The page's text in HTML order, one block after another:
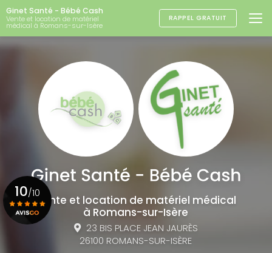
Aller
au
contenu
principal
Ginet Santé - Bébé Cash
Vente et location de matériel
médical à Romans-sur-Isère
RAPPEL GRATUIT
Vente et location de matériel médical
à Romans-sur-Isère
23 BIS PLACE JEAN JAURÈS
26100 ROMANS-SUR-ISÈRE
10/10